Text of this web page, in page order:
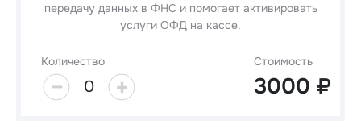
передачу данных в ФНС и помогает активировать
услуги ОФД на кассе.
Количество
0
Стоимость
3000